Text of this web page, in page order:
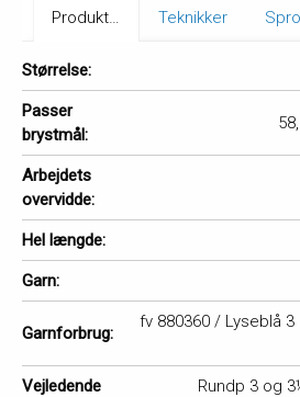
Produktbeskrivelse Teknikker
Størrelse:
Passer
brystmål:
Arbejdets
overvidde:
Hel længde:
Garn:
Garnforbrug:
fv 880360 / Lyseblå 3
Vejledende
Rundp 3 og